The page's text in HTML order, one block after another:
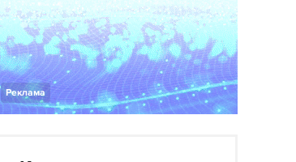
Реклама